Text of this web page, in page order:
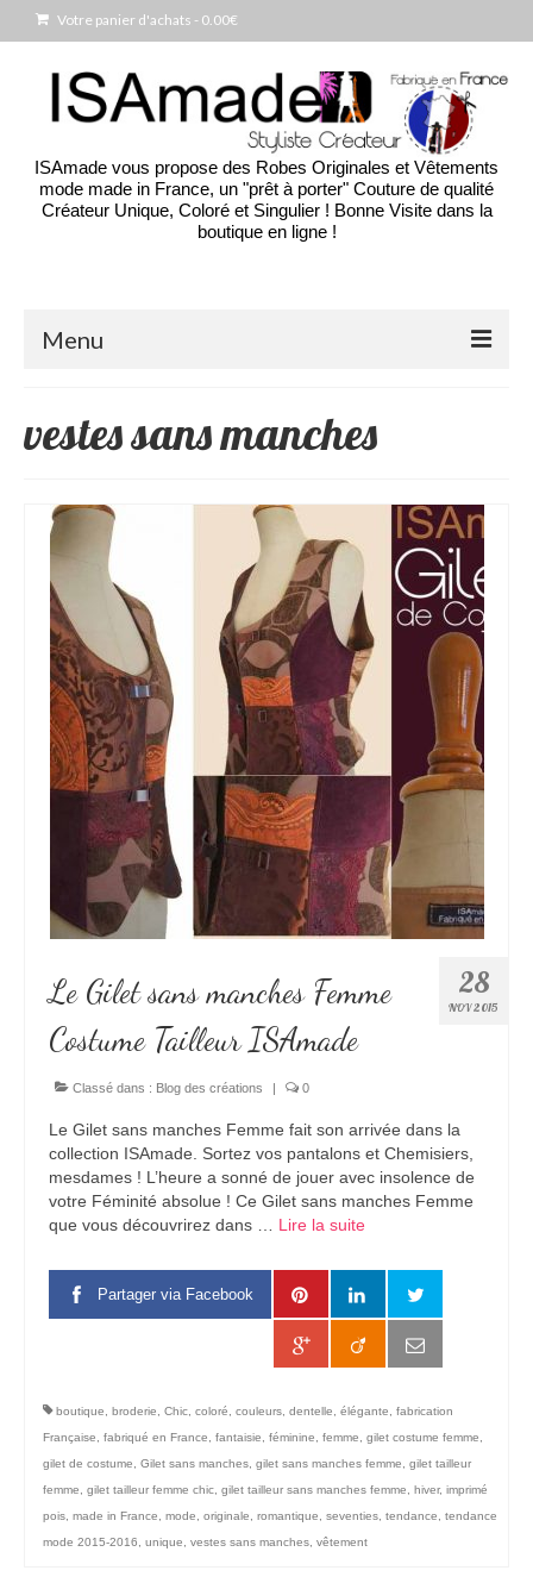
Votre panier d'achats - 0.00€
ISAmade vous propose des Robes Originales et Vêtements
mode made in France, un "prêt à porter" Couture de qualité
Créateur Unique, Coloré et Singulier ! Bonne Visite dans la
boutique en ligne !
Menu
La Boutique
Blog des créations
Mon Compte
Mon Panier
Les dessous d’ISAmade : L’histoire !
vestes sans manches
28
NOV 2015
Le Gilet sans manches Femme
Costume Tailleur ISAmade
Classé dans : Blog des créations | 0
Le Gilet sans manches Femme fait son arrivée dans la
collection ISAmade. Sortez vos pantalons et Chemisiers,
mesdames ! L’heure a sonné de jouer avec insolence de
votre Féminité absolue ! Ce Gilet sans manches Femme
que vous découvrirez dans … Lire la suite­­
Partager via Facebook
boutique broderie Chic coloré couleurs dentelle élégante
fabrication
Française
fabriqué en France fantaisie féminine femme gilet costume femme
gilet de costume
Gilet sans manches gilet sans manches femme
gilet tailleur
femme
gilet tailleur femme chic gilet tailleur sans manches femme hiver, imprimé
pois made in France mode originale romantique seventies tendance
tendance
mode 2015-2016
unique vestes sans manches vêtement